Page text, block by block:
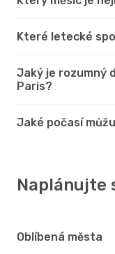
Které letecké
Jaký je rozumný
Paris?
Jaké počasí
Naplánujte
Oblíbená města